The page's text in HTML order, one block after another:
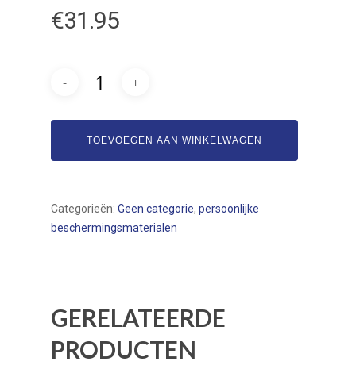
€31.95
TOEVOEGEN AAN WINKELWAGEN
Categorieën: Geen categorie, persoonlijke
beschermingsmaterialen
GERELATEERDE
PRODUCTEN
Over ons
Service
Contact